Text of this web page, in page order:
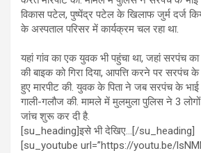
o
o
k
A
p
p
a
m
विकास पटेल, पुष्पेंद्र पटेल के खिलाफ जुर्म दर्ज
के अस्पताल परिसर में कार्यक्रम चल रहा था.
यहां गांव का एक युवक भी पहुंचा था, जहां सरपंच का
की बाइक को गिरा दिया, आपत्ति करने पर सरपंच
हुए मारपीट की. युवक के पिता ने जब सरपंच के
गाली-गलौज की. मामले में मुलमुला पुलिस ने 3
जांच शुरू कर दी है.
[su_heading]इसे भी देखिए…[/su_heading]
[su_youtube url=”https://youtu.be/